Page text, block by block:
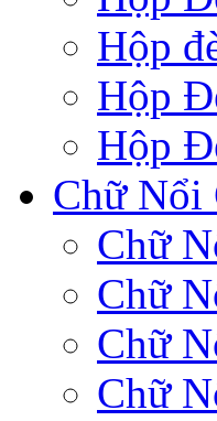
Hộp
Hộp
Hộp
Chữ Nổi
Chữ
Chữ
Chữ
Chữ